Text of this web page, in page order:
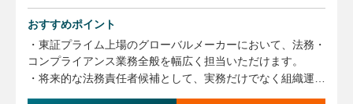
だくことを期待しています。
【業務内容】
・契約審査
・法律相談対応
おすすめポイント
・東証プライム上場のグローバルメーカーにおいて、法務・
コンプライアンス業務全般を幅広く担当いただけます。
・将来的な法務責任者候補として、実務だけでなく組織運営